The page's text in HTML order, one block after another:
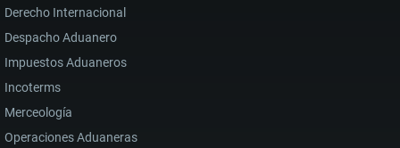
Derecho Internacional
Despacho Aduanero
Impuestos Aduaneros
Incoterms
Merceología
Operaciones Aduaneras